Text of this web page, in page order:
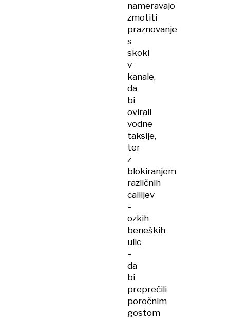
nameravajo
zmotiti
praznovanje
s
skoki
v
kanale,
da
bi
ovirali
vodne
taksije,
ter
z
blokiranjem
različnih
callijev
–
ozkih
beneških
ulic
–
da
bi
preprečili
poročnim
gostom